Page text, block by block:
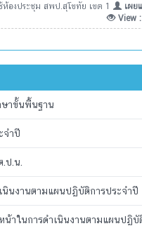
ห้องประชุม สพป.สุโขทัย เขต 1
เผย
View :
าขั้นพื้นฐาน
จำปี
ป.น.
นินงานตามแผนปฏิบัติการประจำปี
น้าในการดำเนินงานตามแผนปฏิบั